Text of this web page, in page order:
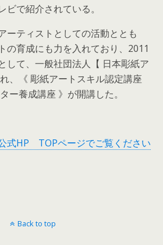
ビで紹介されている。
ーティストとしての活動ととも
の育成にも力を入れており、2011
して、一般社団法人【 日本彫紙ア
、《 彫紙アートスキル認定講座
ー養成講座 》が開講した。
式HP TOPページでご覧ください
Back to top